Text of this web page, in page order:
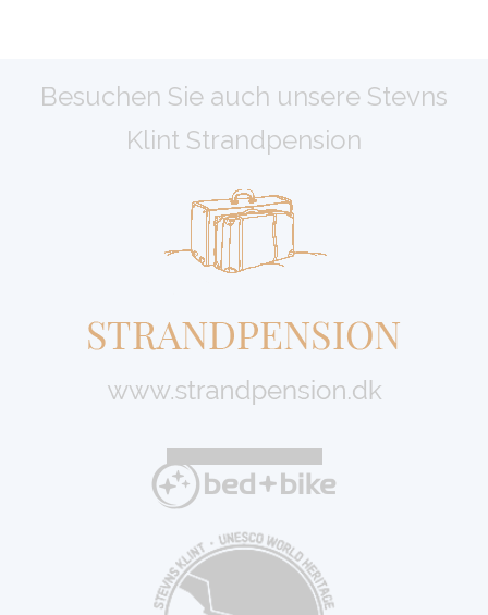
Besuchen Sie auch unsere Stevns
Klint Strandpension